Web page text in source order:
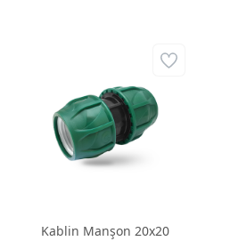
Kablin Manşon 20x20